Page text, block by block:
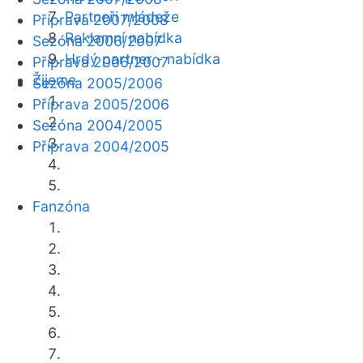
Partneři mládeže
Reklamní nabídka
Hrdý partner - nabídka
Žijeme
Fanzóna
Příprava 2007/2008
Sezóna 2006/2007
Příprava 2006/2007
Sezóna 2005/2006
Příprava 2005/2006
Sezóna 2004/2005
Příprava 2004/2005